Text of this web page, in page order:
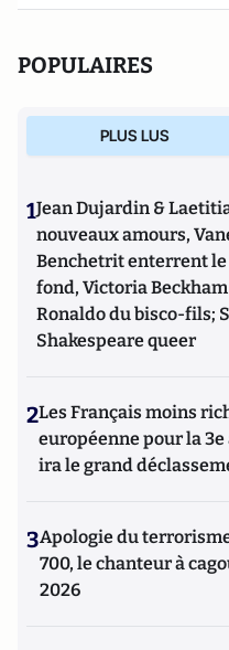
POPULAIRES
PLUS LUS
1Jean Dujardin &
nouveaux amours,
Benchetrit enterrent
fond, Victoria
Ronaldo du bisco-fils;
Shakespeare queer
2Les Français moins
européenne pour la
ira le grand
3Apologie du
700, le chanteur à
2026